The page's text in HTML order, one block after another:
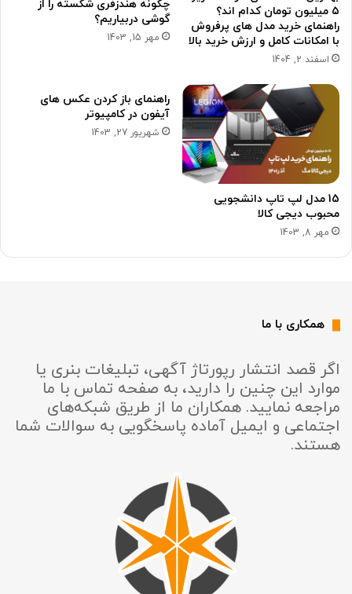
۵ میلیون تومان کدام اند؟
راهنمای خرید مدل های پرفروش
با امکانات کامل و ارزش خرید بالا
اسفند 2, 1404
چگونه هندزفری شکسته را از
گوشی دربیاریم؟
مهر 15, 1403
15 مدل لپ تاپ دانشجویی
محبوب دیجی کالا
مهر 8, 1403
راهنمای باز کردن عکس های
آیفون در کامپیوتر
شهریور 27, 1403
همکاری با ما
اگر قصد انتشار رپورتاژ آگهی، تبلیغات بنری یا
موارد این چنین را دارید، به صفحه تماس با ما
مراجعه نمایید. همکاران ما از طریق شبکه‌های
اجتماعی و ایمیل آماده پاسخگویی به سوالات شما
هستند.